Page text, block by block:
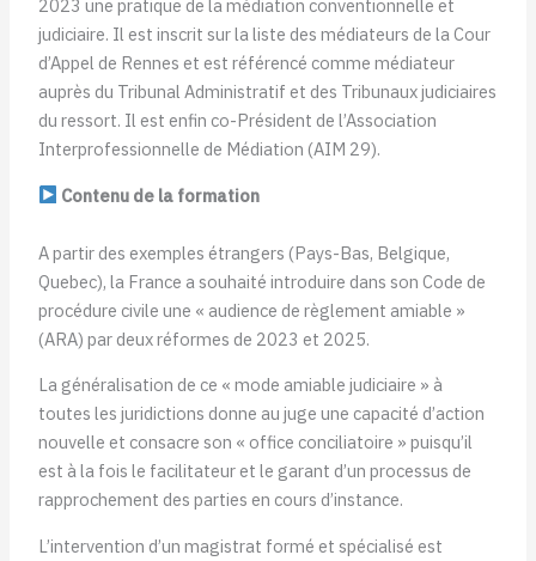
2023 une pratique de la médiation conventionnelle et
judiciaire. Il est inscrit sur la liste des médiateurs de la Cour
d’Appel de Rennes et est référencé comme médiateur
auprès du Tribunal Administratif et des Tribunaux judiciaires
du ressort. Il est enfin co-Président de l’Association
Interprofessionnelle de Médiation (AIM 29).
Contenu de la formation
A partir des exemples étrangers (Pays-Bas, Belgique,
Quebec), la France a souhaité introduire dans son Code de
procédure civile une « audience de règlement amiable »
(ARA) par deux réformes de 2023 et 2025.
La généralisation de ce « mode amiable judiciaire » à
toutes les juridictions donne au juge une capacité d’action
nouvelle et consacre son « office conciliatoire » puisqu’il
est à la fois le facilitateur et le garant d’un processus de
rapprochement des parties en cours d’instance.
L’intervention d’un magistrat formé et spécialisé est